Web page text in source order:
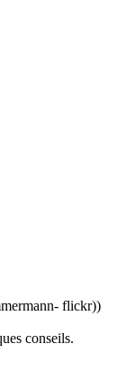
flickr))
conseils.